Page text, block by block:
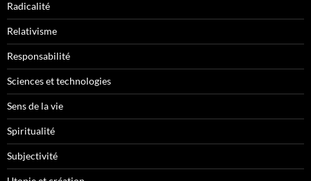
Radicalité
Relativisme
Responsabilité
Sciences et technologies
Sens de la vie
Spiritualité
Subjectivité